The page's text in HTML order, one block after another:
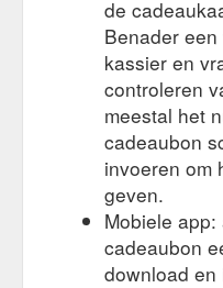
de
Benader
kassier en
controleren
meestal het
cadeaubon
invoeren om
geven.
Mobiele
cadeaubon
download